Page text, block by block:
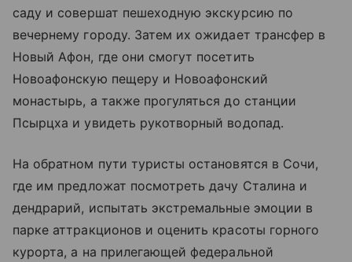
саду и совершат пешеходную экскурсию по
вечернему городу. Затем их ожидает трансфер в
Новый Афон, где они смогут посетить
Новоафонскую пещеру и Новоафонский
монастырь, а также прогуляться до станции
Псырцха и увидеть рукотворный водопад.
На обратном пути туристы остановятся в Сочи,
где им предложат посмотреть дачу Сталина и
дендрарий, испытать экстремальные эмоции в
парке аттракционов и оценить красоты горного
курорта, а на прилегающей федеральной